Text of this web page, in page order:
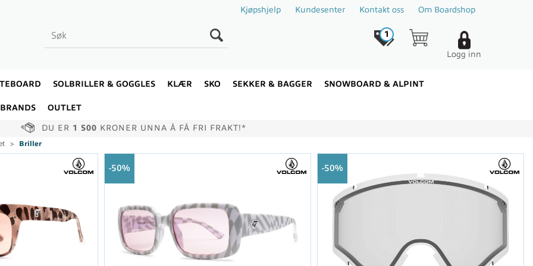
Kjøpshjelp Kundesenter Kontakt oss Om Boardshop
Logg inn
1
SOLBRILLER & GOGGLES KLÆR SKO SEKKER & BAGGER SNOWBOARD & ALPINT
BRANDS OUTLET
DU ER 1 500 KRONER UNNA Å FÅ FRI FRAKT!*
> Briller
50% 50%